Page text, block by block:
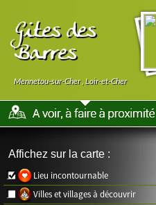
Gites des
Barres
Mennetou-sur-Cher, Loir-et-Cher
Affichez sur la carte :
Lieu incontournable
Villes et villages à découvrir